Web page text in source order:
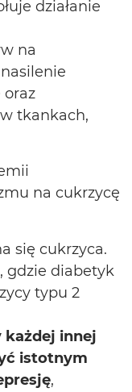
działanie
na
tkankach,
na cukrzycę
się cukrzyca.
gdzie diabetyk
typu 2
każdej innej
istotnym
,